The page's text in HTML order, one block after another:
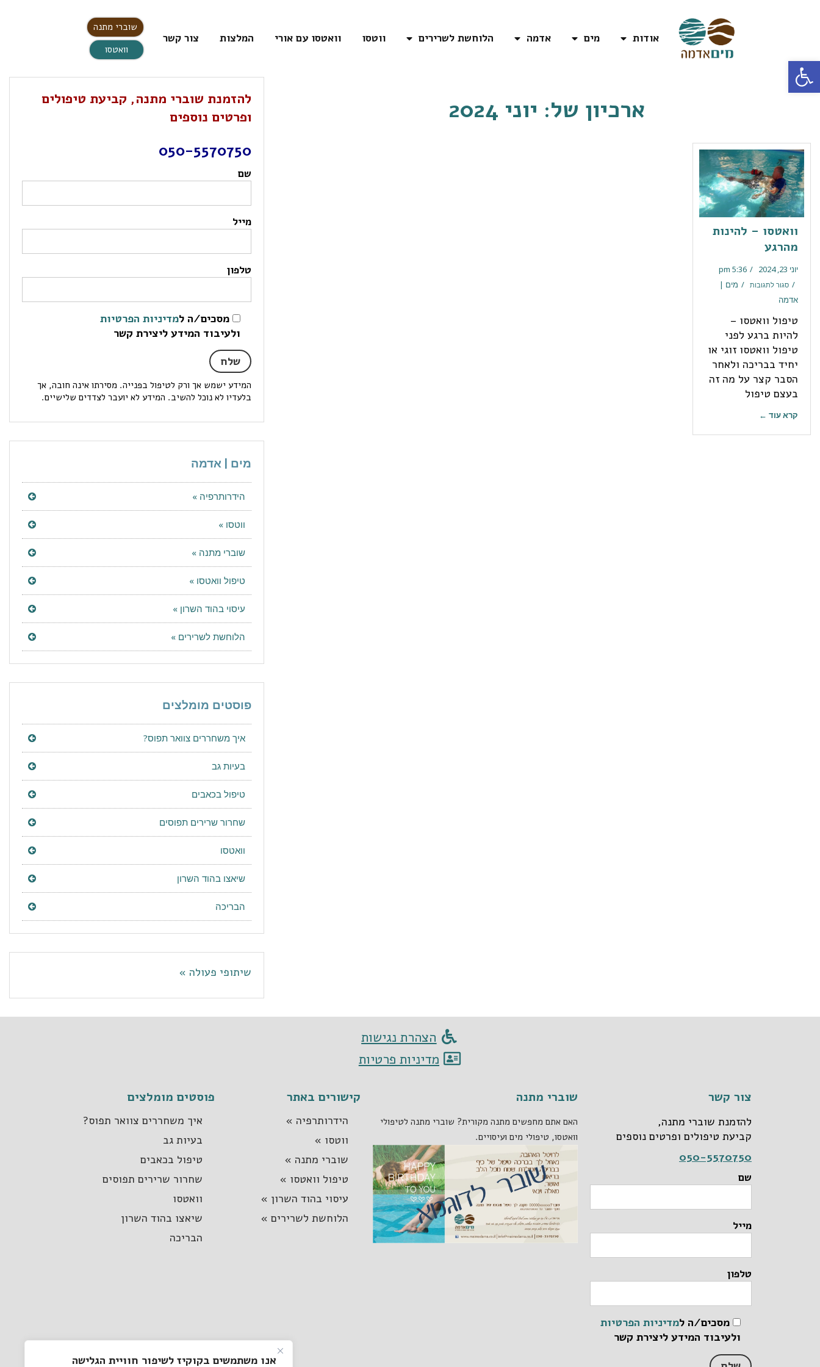
פתח סרגל נגישות
אנו משתמשים בקוקיז לשיפור חוויית הגלישה
אודות מים אדמה הלוחשת לשרירים ווטסו וואטסו עם אורי המלצות צור קשר
שוברי מתנה
וואטסו
ארכיון של: יוני 2024
וואטסו – להינות
מהרגע
יוני 23, 2024 5:36 pm
סגור לתגובות
מים |
אדמה
טיפול וואטסו –
להיות ברגע לפני
טיפול וואטסו זוגי או
יחיד בבריכה ולאחר
הסבר קצר על מה זה
בעצם טיפול
קרא עוד ←
להזמנת שוברי מתנה, קביעת טיפולים
ופרטים נוספים
050-5570750
שם
מייל
טלפון
מסכים/ה למדיניות הפרטיות
ולעיבוד המידע ליצירת קשר
המידע ישמש אך ורק לטיפול בפנייה. מסירתו אינה חובה, אך
בלעדיו לא נוכל להשיב. המידע לא יועבר לצדדים שלישיים.
מים | אדמה
הידרותרפיה »
ווטסו »
שוברי מתנה »
טיפול וואטסו »
עיסוי בהוד השרון »
הלוחשת לשרירים »
פוסטים מומלצים
איך משחררים צוואר תפוס?
בעיות גב
טיפול בכאבים
שחרור שרירים תפוסים
וואטסו
שיאצו בהוד השרון
הבריכה
שיתופי פעולה »
הצהרת נגישות
מדיניות פרטיות
צור קשר
להזמנת שוברי מתנה,
קביעת טיפולים ופרטים נוספים
050-5570750
שם
מייל
טלפון
מסכים/ה למדיניות הפרטיות
ולעיבוד המידע ליצירת קשר
שוברי מתנה
האם אתם מחפשים מתנה מקורית? שוברי מתנה לטיפולי
וואטסו, טיפולי מים ועיסויים.
קישורים באתר
הידרותרפיה »
ווטסו »
שוברי מתנה »
טיפול וואטסו »
עיסוי בהוד השרון »
הלוחשת לשרירים »
פוסטים מומלצים
איך משחררים צוואר תפוס?
בעיות גב
טיפול בכאבים
שחרור שרירים תפוסים
וואטסו
שיאצו בהוד השרון
הבריכה